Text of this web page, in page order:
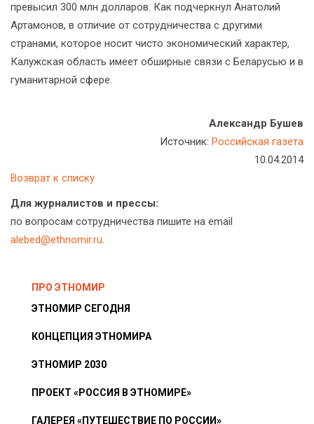
превысил 300 млн долларов. Как подчеркнул Анатолий
Артамонов, в отличие от сотрудничества с другими
странами, которое носит чисто экономический характер,
Калужская область имеет обширные связи с Беларусью и в
гуманитарной сфере.
Александр Бушев
Источник: Российская газета
10.04.2014
Возврат к списку
Для журналистов и прессы:
по вопросам сотрудничества пишите на email
alebed@ethnomir.ru.
ПРО ЭТНОМИР
ЭТНОМИР СЕГОДНЯ
КОНЦЕПЦИЯ ЭТНОМИРА
ЭТНОМИР 2030
ПРОЕКТ «РОССИЯ В ЭТНОМИРЕ»
ГАЛЕРЕЯ «ПУТЕШЕСТВИЕ ПО РОССИИ»